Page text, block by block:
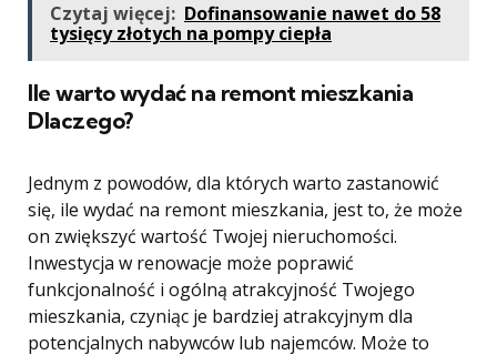
Czytaj więcej: Dofinansowanie nawet do 58
tysięcy złotych na pompy ciepła
Ile warto wydać na remont mieszkania
Dlaczego?
Jednym z powodów, dla których warto zastanowić
się, ile wydać na remont mieszkania, jest to, że może
on zwiększyć wartość Twojej nieruchomości.
Inwestycja w renowacje może poprawić
funkcjonalność i ogólną atrakcyjność Twojego
mieszkania, czyniąc je bardziej atrakcyjnym dla
potencjalnych nabywców lub najemców. Może to